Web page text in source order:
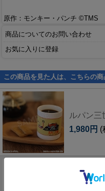
原作：モンキー・パンチ ©TMS
商品についてのお問い合わせ
お気に入りに登録
この商品を見た人は、こちらの
ルパン
1,980円 (
次元大